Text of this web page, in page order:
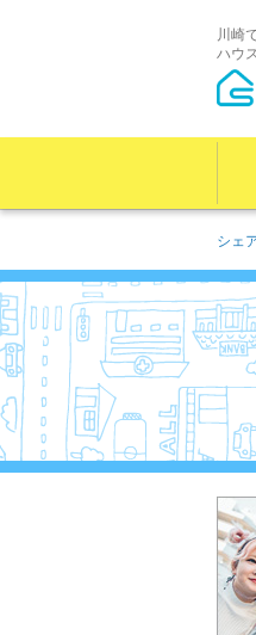
川崎
ハウス
シェ